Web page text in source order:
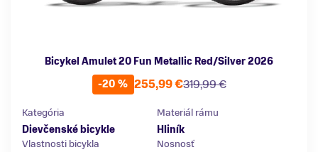
Bicykel Amulet 20 Fun Metallic Red/Silver 2026
-20 %
319,99 €
255,99 €
Kategória
Dievčenské bicykle
Materiál rámu
Hliník
Vlastnosti bicykla
Nosnosť